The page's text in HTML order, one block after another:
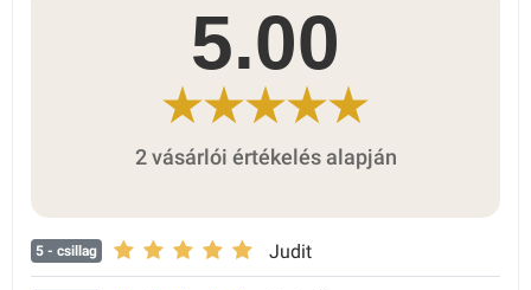
5.00
2 vásárlói értékelés alapján
5 - csillag Judit